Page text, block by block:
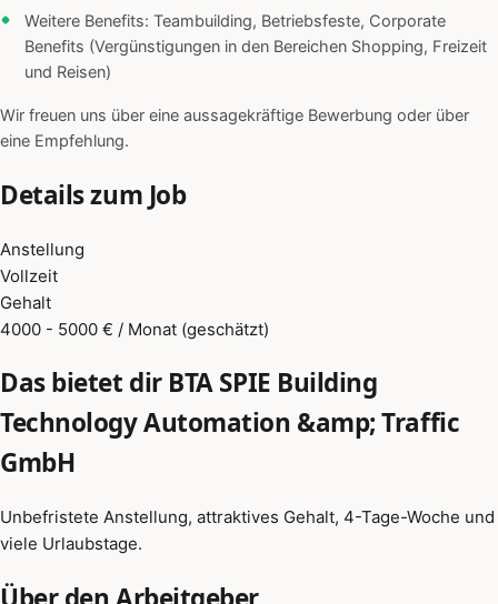
Weitere Benefits: Teambuilding, Betriebsfeste, Corporate
Benefits (Vergünstigungen in den Bereichen Shopping, Freizeit
und Reisen)
Wir freuen uns über eine aussagekräftige Bewerbung oder über
eine Empfehlung.
Details zum Job
Anstellung
Vollzeit
Gehalt
4000 - 5000 € / Monat (geschätzt)
Das bietet dir BTA SPIE Building
Technology Automation &amp; Traffic
GmbH
Unbefristete Anstellung, attraktives Gehalt, 4-Tage-Woche und
viele Urlaubstage.